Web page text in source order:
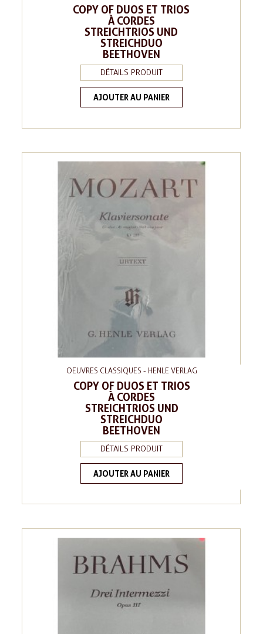
COPY OF DUOS ET TRIOS
À CORDES
STREICHTRIOS UND
STREICHDUO
BEETHOVEN
DÉTAILS PRODUIT
AJOUTER AU PANIER
OEUVRES CLASSIQUES - HENLE VERLAG
COPY OF DUOS ET TRIOS
À CORDES
STREICHTRIOS UND
STREICHDUO
BEETHOVEN
DÉTAILS PRODUIT
AJOUTER AU PANIER